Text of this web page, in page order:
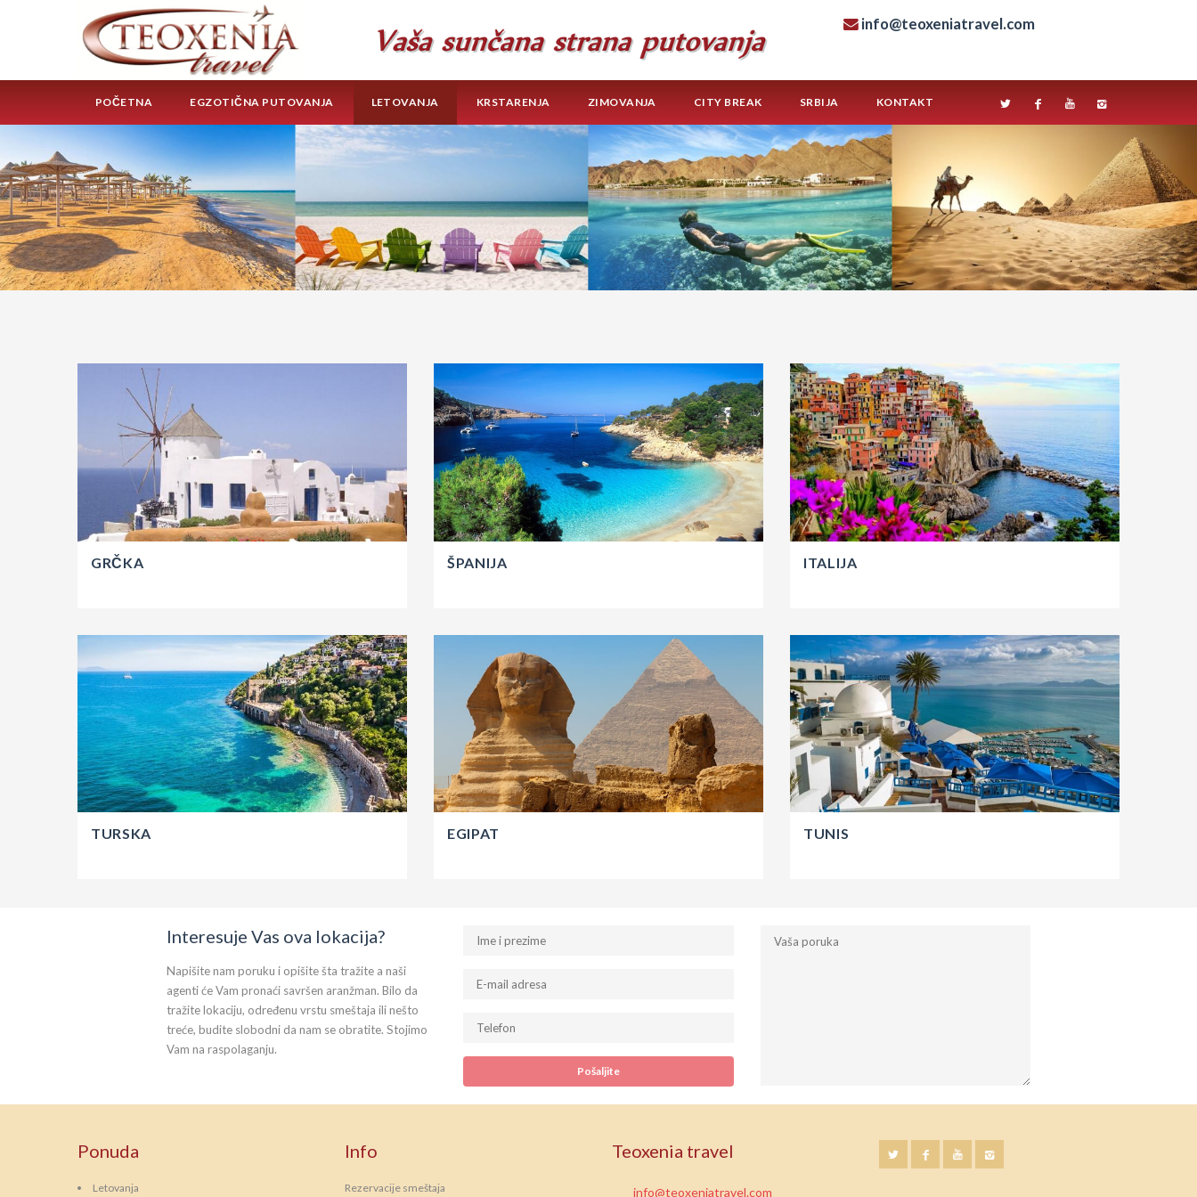
info@teoxeniatravel.com
POČETNA EGZOTIČNA PUTOVANJA LETOVANJA KRSTARENJA ZIMOVANJA CITY BREAK SRBIJA KONTAKT
GRČKA ŠPANIJA ITALIJA
TURSKA EGIPAT TUNIS
Interesuje Vas ova lokacija?
Napišite nam poruku i opišite šta tražite a naši
agenti će Vam pronaći savršen aranžman. Bilo da
tražite lokaciju, određenu vrstu smeštaja ili nešto
treće, budite slobodni da nam se obratite. Stojimo
Vam na raspolaganju.
Ponuda
Letovanja
Info
Rezervacije smeštaja
Teoxenia travel
info@teoxeniatravel.com